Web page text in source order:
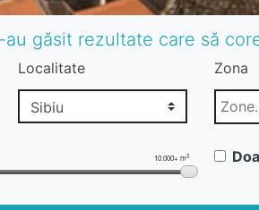
găsit rezultate care să
Localitate Zona
10.000+ m2